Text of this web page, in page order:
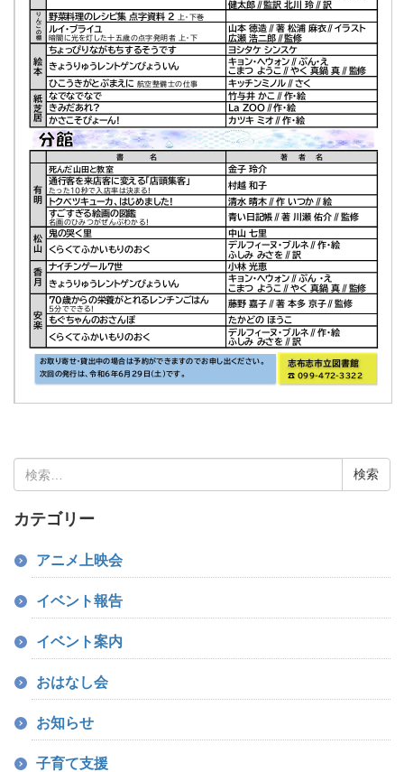
索:
カテゴリー
アニメ上映会
イベント報告
イベント案内
おはなし会
お知らせ
子育て支援